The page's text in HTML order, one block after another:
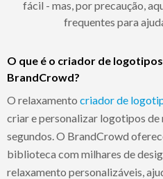
fácil - mas, por precaução,
frequentes para
O que é o criador de
BrandCrowd?
O relaxamento criador de
criar e personalizar logotipos de
segundos. O BrandCrowd
biblioteca com milhares de
relaxamento personalizáveis,